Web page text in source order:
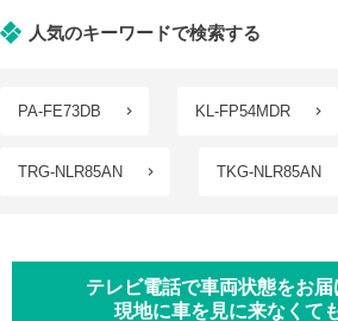
人気のキーワードで検索する
PA-FE73DB KL-FP54MDR
TRG-NLR85AN TKG-NLR85AN
テレビ電話で車両状態をお届
現地に車を見に来なくて